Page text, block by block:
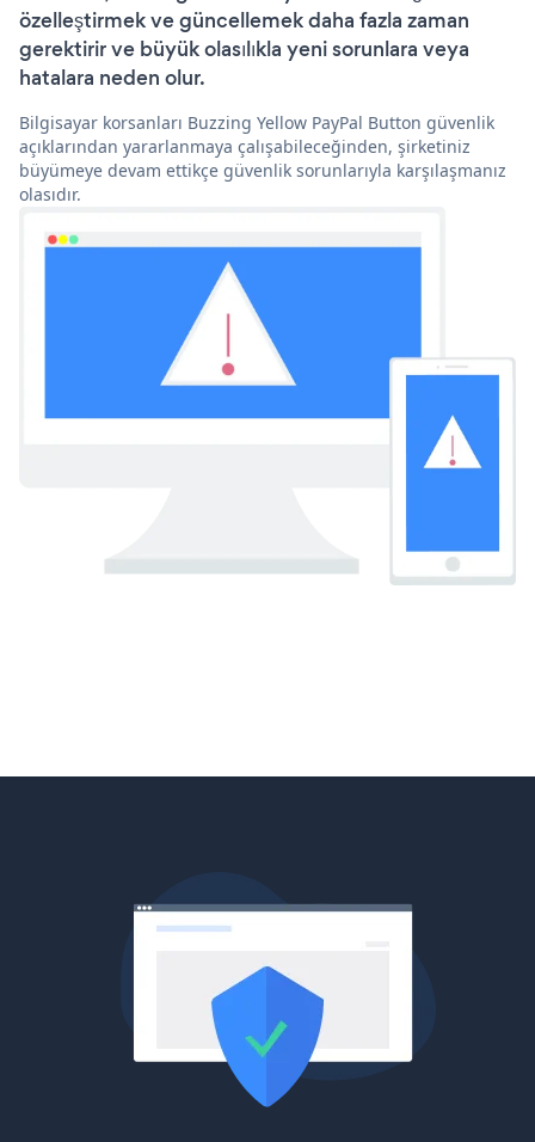
özelleştirmek ve güncellemek daha fazla zaman
gerektirir ve büyük olasılıkla yeni sorunlara veya
hatalara neden olur.
Bilgisayar korsanları Buzzing Yellow PayPal Button güvenlik
açıklarından yararlanmaya çalışabileceğinden, şirketiniz
büyümeye devam ettikçe güvenlik sorunlarıyla karşılaşmanız
olasıdır.